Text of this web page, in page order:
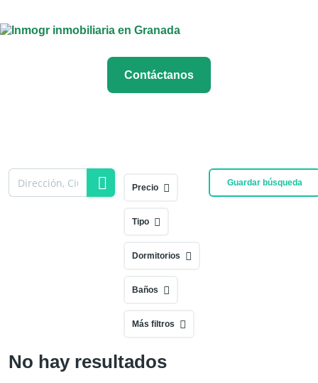
Contáctanos
Guardar búsqueda
Precio
Tipo
Dormitorios
Baños
Más filtros
No hay resultados